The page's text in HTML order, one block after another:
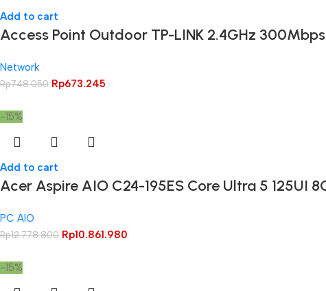
Add to cart
Access Point Outdoor TP-LINK 2.4GHz
Network
Rp748.050 Rp673.245
-15%
Add to cart
Acer Aspire AIO C24-195ES Core Ultra 5 125UI
PC AIO
Rp12.778.800 Rp10.861.980
-15%